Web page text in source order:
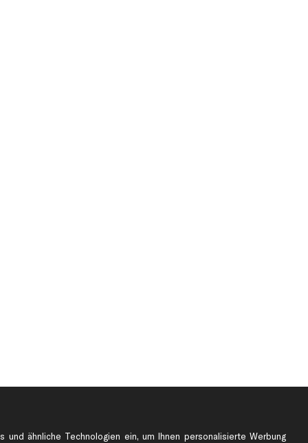
ähnliche Technologien ein, um Ihnen personalisierte Werbung